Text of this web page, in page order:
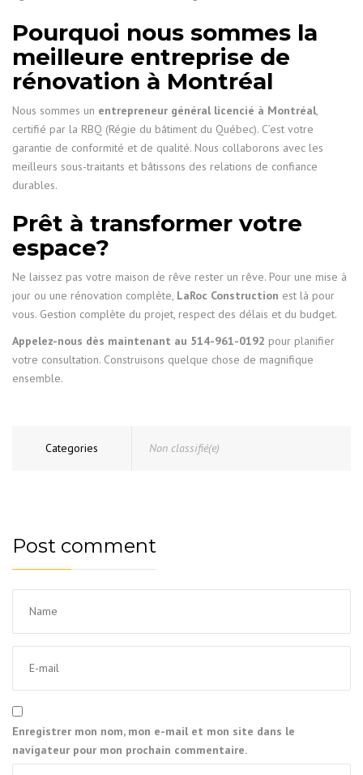
Pourquoi nous sommes la
meilleure entreprise de
rénovation à Montréal
Nous sommes un entrepreneur général licencié à Montréal,
certifié par la RBQ (Régie du bâtiment du Québec). C’est votre
garantie de conformité et de qualité. Nous collaborons avec les
meilleurs sous-traitants et bâtissons des relations de confiance
durables.
Prêt à transformer votre
espace?
Ne laissez pas votre maison de rêve rester un rêve. Pour une mise à
jour ou une rénovation complète, LaRoc Construction est là pour
vous. Gestion complète du projet, respect des délais et du budget.
Appelez-nous dès maintenant au 514-961-0192 pour planifier
votre consultation. Construisons quelque chose de magnifique
ensemble.
Categories Non classifié(e)
Post comment
Enregistrer mon nom, mon e-mail et mon site dans le
navigateur pour mon prochain commentaire.